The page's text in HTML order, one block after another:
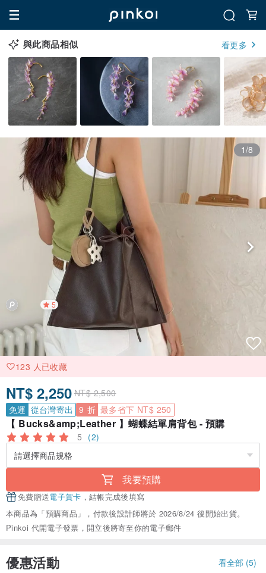
與此商品相似 看更多
1/8
5
123 人已收藏
NT$ 2,250 NT$ 2,500
免運 從台灣寄出 9 折 最多省下 NT$ 250
【 Bucks&amp;Leather 】蝴蝶結單肩背包 - 預購
5 (2)
我要預購
免費贈送電子賀卡 ，結帳完成後填寫
本商品為「預購商品」，付款後設計師將於 2026/8/24 後開始出貨。
Pinkoi 代開電子發票，開立後將寄至你的電子郵件
優惠活動 看全部 (5)